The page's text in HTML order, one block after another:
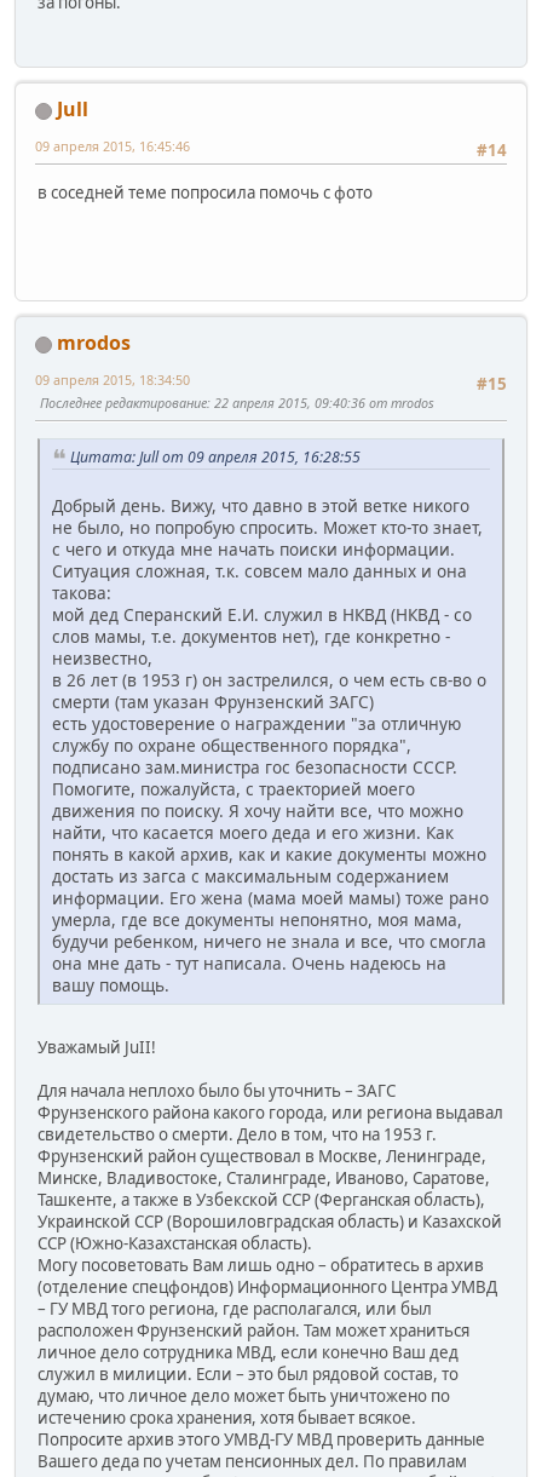
Jull
#14
09 апреля 2015, 16:45:46
в соседней теме попросила помочь с фото
mrodos
#15
09 апреля 2015, 18:34:50
Последнее редактирование: 22 апреля 2015, 09:40:36 от mrodos
Цитата: Jull от 09 апреля 2015, 16:28:55
Добрый день. Вижу, что давно в этой ветке никого
не было, но попробую спросить. Может кто-то знает,
с чего и откуда мне начать поиски информации.
Ситуация сложная, т.к. совсем мало данных и она
такова:
мой дед Сперанский Е.И. служил в НКВД (НКВД - со
слов мамы, т.е. документов нет), где конкретно -
неизвестно,
в 26 лет (в 1953 г) он застрелился, о чем есть св-во о
смерти (там указан Фрунзенский ЗАГС)
есть удостоверение о награждении "за отличную
службу по охране общественного порядка",
подписано зам.министра гос безопасности СССР.
Помогите, пожалуйста, с траекторией моего
движения по поиску. Я хочу найти все, что можно
найти, что касается моего деда и его жизни. Как
понять в какой архив, как и какие документы можно
достать из загса с максимальным содержанием
информации. Его жена (мама моей мамы) тоже рано
умерла, где все документы непонятно, моя мама,
будучи ребенком, ничего не знала и все, что смогла
она мне дать - тут написала. Очень надеюсь на
вашу помощь.
Уважамый JuII!
Для начала неплохо было бы уточнить – ЗАГС
Фрунзенского района какого города, или региона выдавал
свидетельство о смерти. Дело в том, что на 1953 г.
Фрунзенский район существовал в Москве, Ленинграде,
Минске, Владивостоке, Сталинграде, Иваново, Саратове,
Ташкенте, а также в Узбекской ССР (Ферганская область),
Украинской ССР (Ворошиловградская область) и Казахской
ССР (Южно-Казахстанская область).
Могу посоветовать Вам лишь одно – обратитесь в архив
(отделение спецфондов) Информационного Центра УМВД
– ГУ МВД того региона, где располагался, или был
расположен Фрунзенский район. Там может храниться
личное дело сотрудника МВД, если конечно Ваш дед
служил в милиции. Если – это был рядовой состав, то
думаю, что личное дело может быть уничтожено по
истечению срока хранения, хотя бывает всякое.
Попросите архив этого УМВД-ГУ МВД проверить данные
Вашего деда по учетам пенсионных дел. По правилам